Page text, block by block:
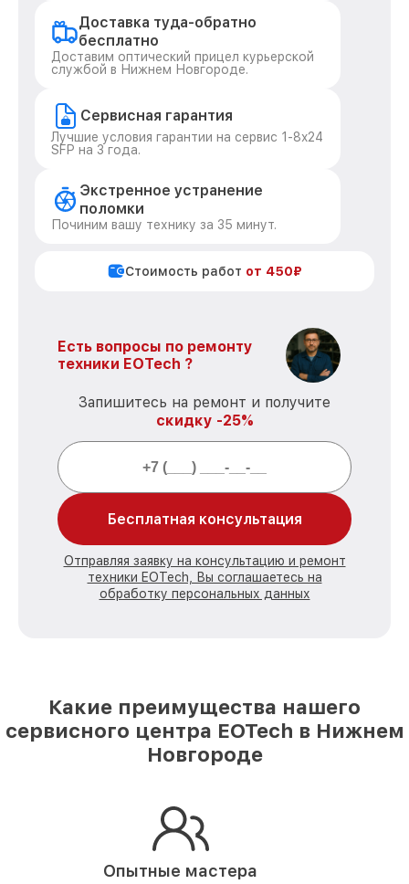
Доставка туда-обратно
бесплатно
Доставим оптический прицел курьерской
службой в Нижнем Новгороде.
Сервисная гарантия
Лучшие условия гарантии на сервис 1-8x24
SFP на 3 года.
Экстренное устранение
поломки
Починим вашу технику за 35 минут.
Стоимость работ от 450₽
Есть вопросы по ремонту
техники EOTech ?
Запишитесь на ремонт и получите
скидку -25%
Бесплатная консультация
Отправляя заявку на консультацию и ремонт
техники EOTech, Вы соглашаетесь на
обработку персональных данных
Какие преимущества нашего
сервисного центра EOTech в Нижнем
Новгороде
Опытные мастера